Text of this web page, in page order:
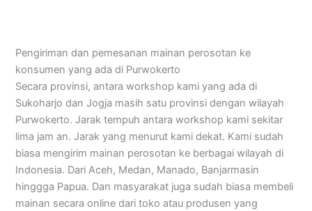
Pengiriman dan pemesanan mainan perosotan ke
konsumen yang ada di Purwokerto
Secara provinsi, antara workshop kami yang ada di
Sukoharjo dan Jogja masih satu provinsi dengan wilayah
Purwokerto. Jarak tempuh antara workshop kami sekitar
lima jam an. Jarak yang menurut kami dekat. Kami sudah
biasa mengirim mainan perosotan ke berbagai wilayah di
Indonesia. Dari Aceh, Medan, Manado, Banjarmasin
hinggga Papua. Dan masyarakat juga sudah biasa membeli
mainan secara online dari toko atau produsen yang